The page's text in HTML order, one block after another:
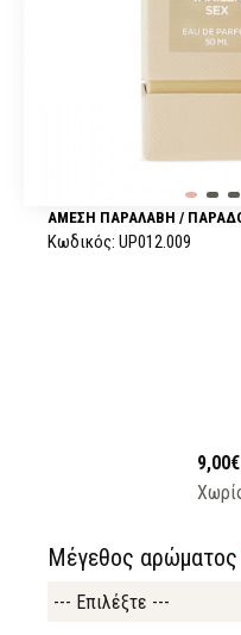
9,00€
ΆΜΕΣΗ ΠΑΡΑΛΑΒΉ /
Κωδικός: UP012.009
Μέγεθος αρώματος